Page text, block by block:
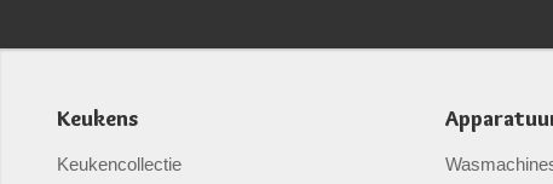
Keukens
Keukencollectie